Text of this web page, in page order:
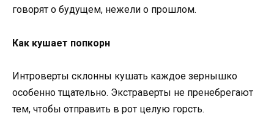
говорят о будущем, нежели о прошлом.
Как кушает попкорн
Интроверты склонны кушать каждое зернышко
особенно тщательно. Экстраверты не пренебрегают
тем, чтобы отправить в рот целую горсть.